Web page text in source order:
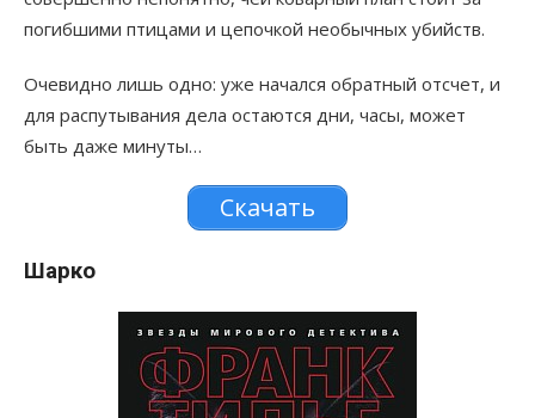
погибшими птицами и цепочкой необычных убийств.
Очевидно лишь одно: уже начался обратный отсчет, и
для распутывания дела остаются дни, часы, может
быть даже минуты…
Скачать
Шарко